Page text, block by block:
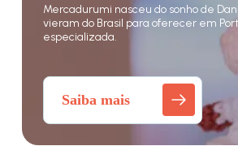
Mercadurumi nasceu do sonho de
vieram do Brasil para oferecer em
especializada.
Saiba mais